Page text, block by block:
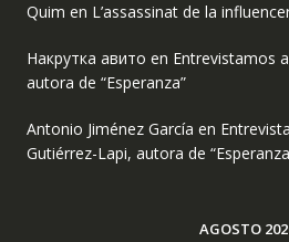
Quim en L’assassinat de la
Накрутка авито en Entrevistamos
autora de “Esperanza”
Antonio Jiménez García en
Gutiérrez-Lapi, autora de
AGOSTO